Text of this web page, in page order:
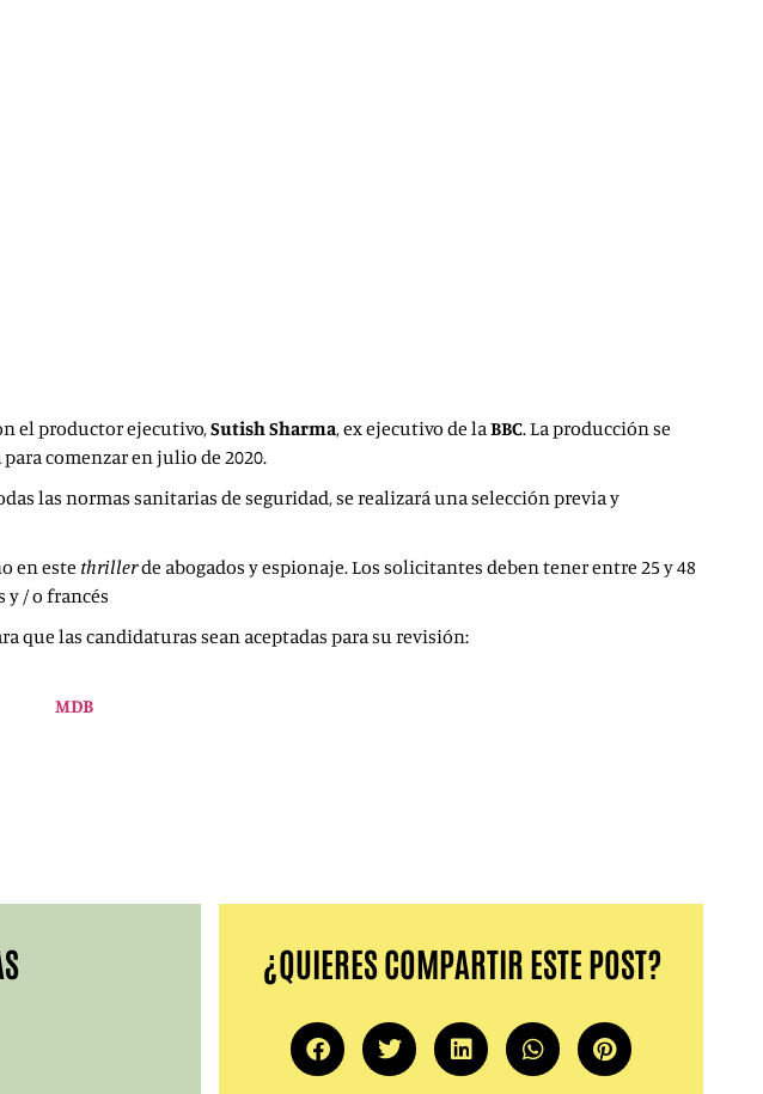
el productor ejecutivo,Sutish Sharma, ex ejecutivo de laBBC. La producción se
comenzar en julio de 2020.
las normas sanitarias de seguridad, se realizará una selección previa y
en este thrillerde abogados y espionaje. Los solicitantes deben tener entre 25 y 48
/ o francés
que las candidaturas sean aceptadas para su revisión:
MDB
¿QUIERES COMPARTIR ESTE POST?